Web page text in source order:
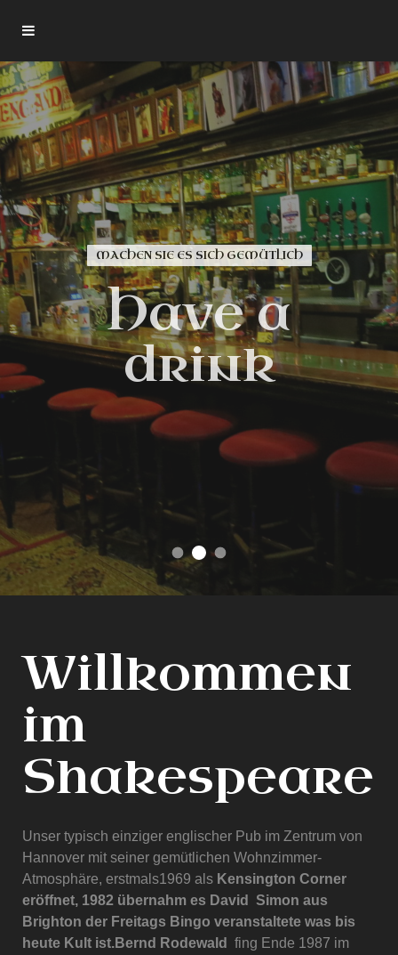
Shakespeare
Gutenberghof 3, 30159 Hannover
Geöffnet tägl. 17:00 - 2:00 Uhr · Fr./Sa. bis 3:00 Uhr
MACHEN SIE ES SICH GEMÜTLICH
Have a
drink
Over 120
Whisk(e)ys
das einzige englische Pub in Hannover
Machen Sie es sich gemütlich
find your favorite
Willkommen
im
Shakespeare
Unser typisch einziger englischer Pub im Zentrum von
Hannover mit seiner gemütlichen Wohnzimmer-
Atmosphäre, erstmals1969 als Kensington Corner
eröffnet, 1982 übernahm es David Simon aus
Brighton der Freitags Bingo veranstaltete was bis
heute Kult ist.Bernd Rodewald
fing Ende 1987 im